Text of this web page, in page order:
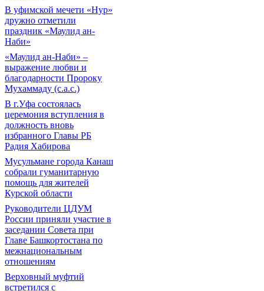
В уфимской мечети «Нур»
дружно отметили
праздник «Маулид ан-
Наби»
«Маулид ан-Наби» –
выражение любви и
благодарности Пророку
Мухаммаду (с.а.с.)
В г.Уфа состоялась
церемония вступления в
должность вновь
избранного Главы РБ
Радия Хабирова
Мусульмане города Канаш
собрали гуманитарную
помощь для жителей
Курской области
Руководители ЦДУМ
России приняли участие в
заседании Совета при
Главе Башкортостана по
межнациональным
отношениям
Верховный муфтий
встретился с